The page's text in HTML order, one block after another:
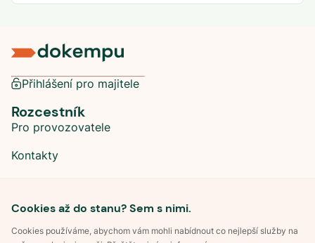
Cookies až do stanu? Sem s nimi.
Cookies používáme, abychom vám mohli nabídnout co nejlepší služby na
Přihlášení pro majitele
Rozcestník
Pro provozovatele
Kontakty